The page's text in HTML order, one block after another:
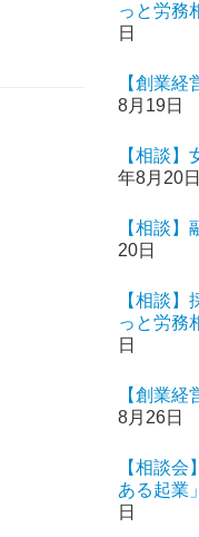
っと労務
日
【創業経
8月19日
【相談】
年8月20日
【相談】
20日
【相談
っと労務
日
【創業経
8月26日
【相談
ある起業
日